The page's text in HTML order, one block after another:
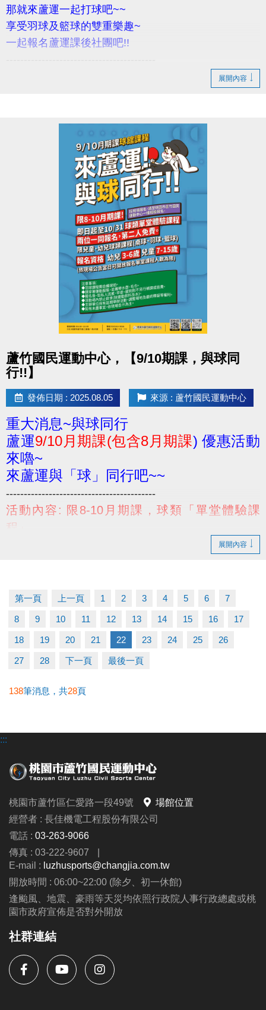
那就來蘆運一起打球吧~~
享受羽球及籃球的雙重樂趣~
一起報名蘆運課後社團吧!!
報名請至1樓櫃台~
完整報名還送羽球拍喔!!
小提醒，請詳閱DM上的注意事項喔~
------------------------------------------
若有相關問題，請不吝撥打03-2639066 #114、115
展開內容
蘆竹國民運動中心，【9/10期課，與球同
行!!】
發佈日期 : 2025.08.05 來源 : 蘆竹國民運動中心
重大消息~與球同行
蘆運9/10月期課(包含8月期課) 優惠活動
來嚕~
來蘆運與「球」同行吧~~
------------------------------------------
活動內容: 限8-10月期課，球類「單堂體驗課
程」
小提醒，請詳閱DM上的注意事項喔~
#體驗課程 #羽球 #桌球 #籃球 #免費
展開內容
第一頁 上一頁 1 2 3 4 5 6 7
8 9 10 11 12 13 14 15 16 17
18 19 20 21 22 23 24 25 26
27 28 下一頁 最後一頁
138筆消息，共28頁
:::
桃園市蘆竹區仁愛路一段49號
場館位置
經營者 : 長佳機電工程股份有限公司
電話 : 03-263-9066
傳真 : 03-222-9607
|
E-mail : luzhusports@changjia.com.tw
開放時間 : 06:00~22:00 (除夕、初一休館)
逢颱風、地震、豪雨等天災均依照行政院人事行政總處或桃
園市政府宣佈是否對外開放
社群連結